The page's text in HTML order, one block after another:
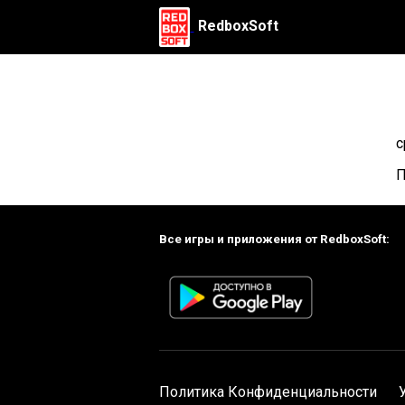
RedboxSoft
Все игры и приложения от RedboxSoft:
Политика Конфиденциальности